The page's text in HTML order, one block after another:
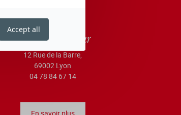
12 Rue de la Barre,
69002 Lyon
04 78 84 67 14
Accept all